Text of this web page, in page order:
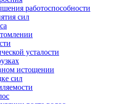
работоспособности
сил
усталости
истощении
сил